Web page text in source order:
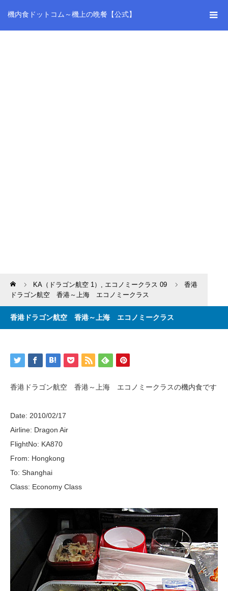
機内食ドットコム～機上の晩餐【公式】
Home KA（ドラゴン航空 1） , エコノミークラス 09
香港
ドラゴン航空 香港～上海 エコノミークラス
香港ドラゴン航空 香港～上海 エコノミークラス
香港ドラゴン航空 香港～上海 エコノミークラスの機内食です
Date: 2010/02/17
Airline: Dragon Air
FlightNo: KA870
From: Hongkong
To: Shanghai
Class: Economy Class